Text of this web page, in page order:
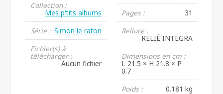
Collection :
Mes p'tits albums
Série : Simon le raton
Fichier(s) à
télécharger :
Aucun fichier
Pages :
31
Reliure :
RELIÉ INTEGRA
Dimensions en cm :
L 21.5 × H 21.8 × P
0.7
Poids :
0.181 kg